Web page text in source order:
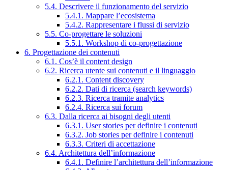
5.4. Descrivere il funzionamento del servizio
5.4.1. Mappare l’ecosistema
5.4.2. Rappresentare i flussi di servizio
5.5. Co-progettare le soluzioni
5.5.1. Workshop di co-progettazione
6. Progettazione dei contenuti
6.1. Cos’è il content design
6.2. Ricerca utente sui contenuti e il linguaggio
6.2.1. Content discovery
6.2.2. Dati di ricerca (search keywords)
6.2.3. Ricerca tramite analytics
6.2.4. Ricerca sui forum
6.3. Dalla ricerca ai bisogni degli utenti
6.3.1. User stories per definire i contenuti
6.3.2. Job stories per definire i contenuti
6.3.3. Criteri di accettazione
6.4. Architettura dell’informazione
6.4.1. Definire l’architettura dell’informazione